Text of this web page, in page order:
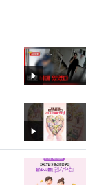
영
상
영
상